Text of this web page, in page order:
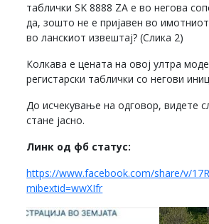
таблички SK 8888 ZA е во негова
да, зошто не е пријавен во
во ланскиот извештај? (Слика 2)
Колкава е цената на овој ултра
регистарски таблички со негови
До исчекување на одговор, видете
стане јасно.
Линк од фб статус:
https://www.facebook.com/share/v/
mibextid=wwXIfr